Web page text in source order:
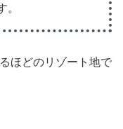
。
ほどのリゾート地で